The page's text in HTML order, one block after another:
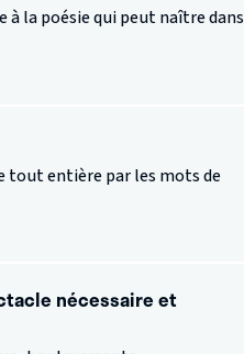
à la poésie qui peut naître dans
tout entière par les mots de
nécessaire et